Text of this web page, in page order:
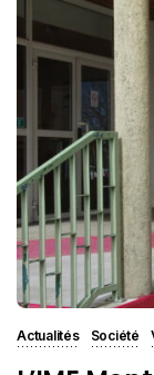
Actualités Société